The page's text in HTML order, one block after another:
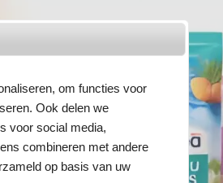
om functies voor
Ook delen we
voor social media,
combineren met andere
op basis van uw